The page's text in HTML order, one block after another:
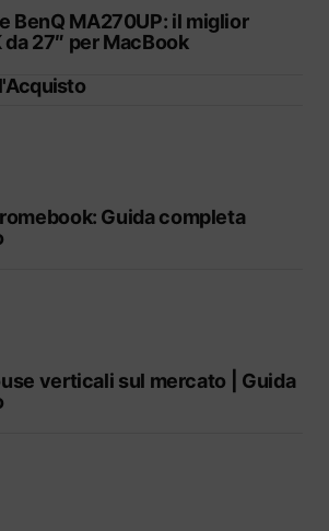
BenQ MA270UP: il miglior
27″ per MacBook
Guida completa
verticali sul mercato | Guida